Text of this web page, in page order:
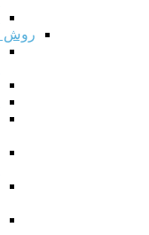
روش